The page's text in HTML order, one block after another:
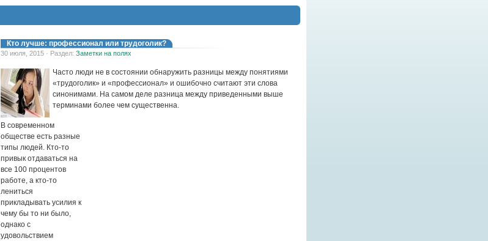
Кто лучше: профессионал или трудоголик?
30 июля, 2015 · Раздел: Заметки на полях
Часто люди не в состоянии обнаружить разницы между понятиями
«трудоголик» и «профессионал» и ошибочно считают эти слова
синонимами. На самом деле разница между приведенными выше
терминами более чем существенна.
В современном
обществе есть разные
типы людей. Кто-то
привык отдаваться на
все 100 процентов
работе, а кто-то
лениться
прикладывать усилия к
чему бы то ни было,
однако с
удовольствием